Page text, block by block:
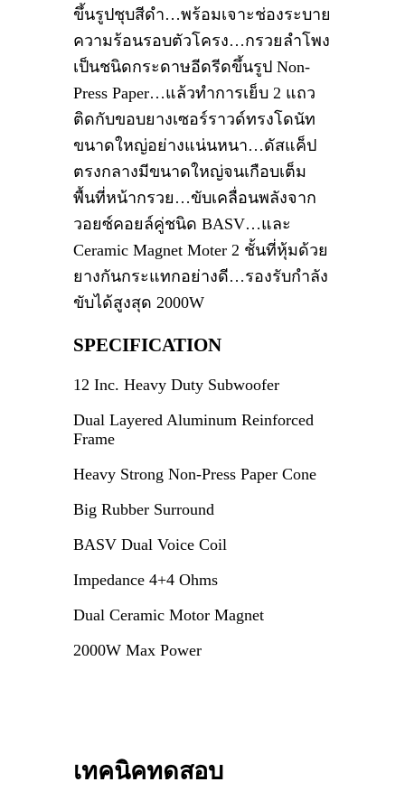
ขึ้นรูปชุบสีดำ…พร้อมเจาะช่องระบาย
ความร้อนรอบตัวโครง…กรวยลำโพง
เป็นชนิดกระดาษอีดรีดขึ้นรูป Non-
Press Paper…แล้วทำการเย็บ 2 แถว
ติดกับขอบยางเซอร์ราวด์ทรงโดนัท
ขนาดใหญ่อย่างแน่นหนา…ดัสแค็ป
ตรงกลางมีขนาดใหญ่จนเกือบเต็ม
พื้นที่หน้ากรวย…ขับเคลื่อนพลังจาก
วอยซ์คอยล์คู่ชนิด BASV…และ
Ceramic Magnet Moter 2 ชั้นที่หุ้มด้วย
ยางกันกระแทกอย่างดี…รองรับกำลัง
ขับได้สูงสุด 2000W
SPECIFICATION
12 Inc. Heavy Duty Subwoofer
Dual Layered Aluminum Reinforced
Frame
Heavy Strong Non-Press Paper Cone
Big Rubber Surround
BASV Dual Voice Coil
Impedance 4+4 Ohms
Dual Ceramic Motor Magnet
2000W Max Power
เทคนิคทดสอบ